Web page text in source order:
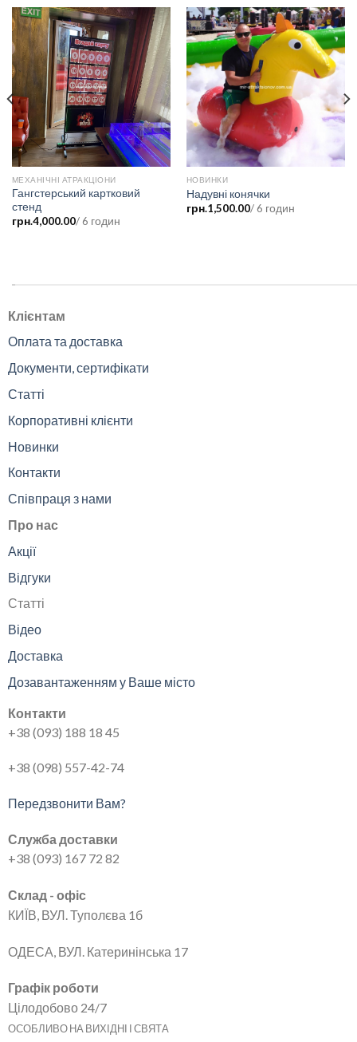
МЕХАНІЧНІ АТРАКЦІОНИ
Гангстерський картковий
стенд
грн.4,000.00/ 6 годин
НОВИНКИ
Надувні конячки
грн.1,500.00/ 6 годин
Клієнтам
Оплата та доставка
Документи, сертифікати
Статті
Корпоративні клієнти
Новинки
Контакти
Співпраця з нами
Про нас
Акції
Відгуки
Статті
Відео
Доставка
Дозавантаженням у Ваше місто
Контакти
+38 (093) 188 18 45
+38 (098) 557-42-74
Передзвонити Вам?
Служба доставки
+38 (093) 167 72 82
Склад - офіс
КИЇВ, ВУЛ. Туполєва 1б
ОДЕСА, ВУЛ. Катеринінська 17
Графік роботи
Цілодобово 24/7
ОСОБЛИВО НА ВИХІДНІ І СВЯТА